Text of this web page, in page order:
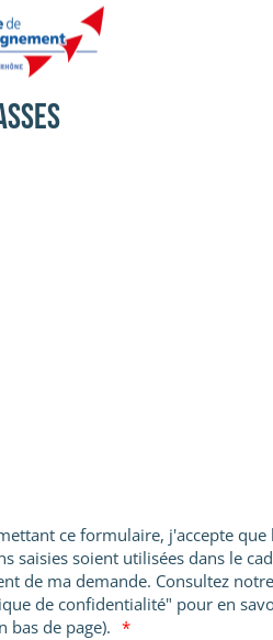
ce formulaire, j'accepte que
saisies soient utilisées dans le
de ma demande. Consultez notre
de confidentialité" pour en
bas de page).